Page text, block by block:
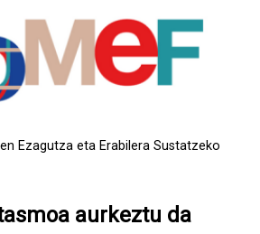
Ezagutza eta Erabilera Sustatzeko
aurkeztu da